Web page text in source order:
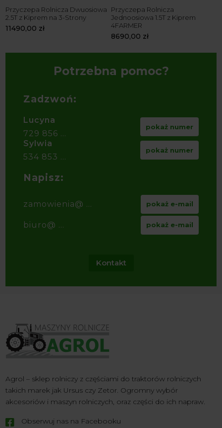
Przyczepa Rolnicza Dwuosiowa
2.5T z Kiprem na 3-Strony
11490,00 zł
Przyczepa Rolnicza
Jednoosiowa 1.5T z Kiprem
4FARMER
8690,00 zł
Potrzebna pomoc?
Zadzwoń:
Lucyna
729 856 ...
pokaż numer
Sylwia
534 853 ...
pokaż numer
Napisz:
zamowienia@ ... pokaż e-mail
biuro@ ... pokaż e-mail
Kontakt
Agrol – sklep rolniczy z częściami do traktorów rolniczych
takich marek jak Ursus czy Zetor. Ogromny wybór
akcesoriów i maszyn rolniczych, oraz części do ich napraw.
 Obserwuj nas na Facebooku